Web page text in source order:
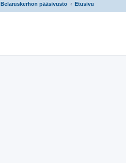
Belaruskerhon pääsivusto Etusivu